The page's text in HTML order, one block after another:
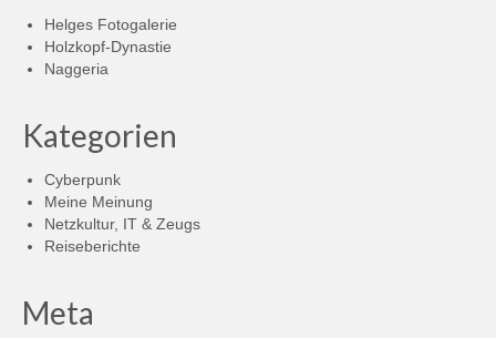
Helges Fotogalerie
Holzkopf-Dynastie
Naggeria
Kategorien
Cyberpunk
Meine Meinung
Netzkultur, IT & Zeugs
Reiseberichte
Meta